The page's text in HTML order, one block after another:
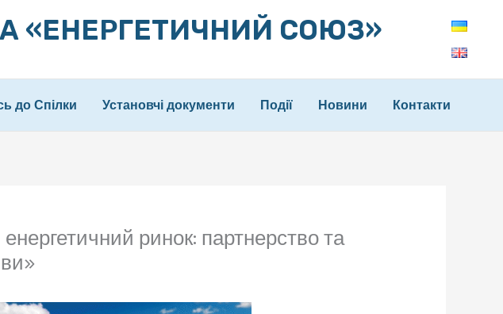
«ЕНЕРГЕТИЧНИЙ СОЮЗ»
до Спілки Установчі документи Події Новини Контакти
ринок: партнерство та